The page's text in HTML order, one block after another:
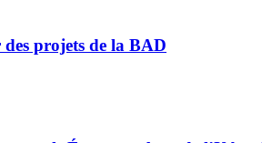
des projets de la BAD